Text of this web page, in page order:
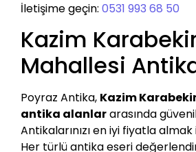
İletişime geçin: 0531 993 68 50
Kazim
Mahallesi
Poyraz Antika, Kazim
antika alanlararasında
Antikalarınızı en iyi fiyatla almak
Her türlü antika eseri